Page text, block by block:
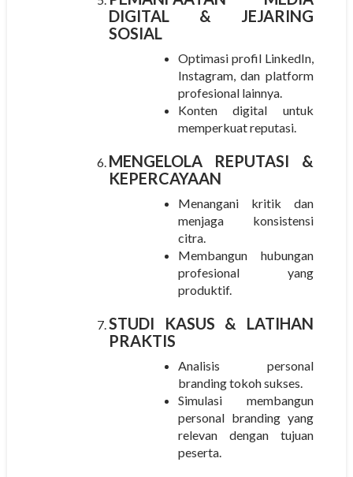
DIGITAL & JEJARING
SOSIAL
Optimasi profil LinkedIn,
Instagram, dan platform
profesional lainnya.
Konten digital untuk
memperkuat reputasi.
MENGELOLA REPUTASI &
KEPERCAYAAN
Menangani kritik dan
menjaga konsistensi
citra.
Membangun hubungan
profesional yang
produktif.
STUDI KASUS & LATIHAN
PRAKTIS
Analisis personal
branding tokoh sukses.
Simulasi membangun
personal branding yang
relevan dengan tujuan
peserta.